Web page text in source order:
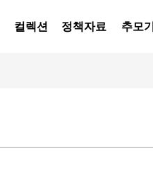
컬렉션 정책자료 추모